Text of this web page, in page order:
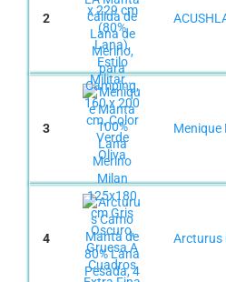
2
3 Menique
4 Arcturus